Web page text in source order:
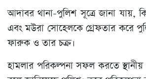
আদাবর থানা-পুলিশ সূত্রে জানা যায়,
এবং মউরা সোহেলকে গ্রেফতার করে
ফারুক ও তার চক্র।
হামলার পরিকল্পনা সফল করতে স্থানীয়